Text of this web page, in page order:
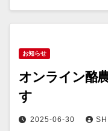
お知らせ
オンライン酪
す
2025-06-30